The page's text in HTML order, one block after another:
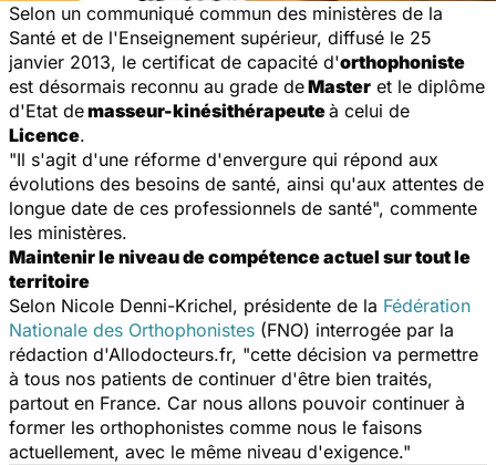
Selon un communiqué commun des ministères de la
Santé et de l'Enseignement supérieur, diffusé le 25
janvier 2013, le certificat de capacité d'orthophoniste
est désormais reconnu au grade deMaster et le diplôme
d'Etat demasseur-kinésithérapeuteà celui de
Licence.
"Il s'agit d'une réforme d'envergure qui répond aux
évolutions des besoins de santé, ainsi qu'aux attentes de
longue date de ces professionnels de santé", commente
les ministères.
Maintenir le niveau de compétence actuel sur tout le
territoire
Selon Nicole Denni-Krichel, présidente de la Fédération
Nationale des Orthophonistes (FNO) interrogée par la
rédaction d'Allodocteurs.fr, "cette décision va permettre
à tous nos patients de continuer d'être bien traités,
partout en France. Car nous allons pouvoir continuer à
former les orthophonistes comme nous le faisons
actuellement, avec le même niveau d'exigence."